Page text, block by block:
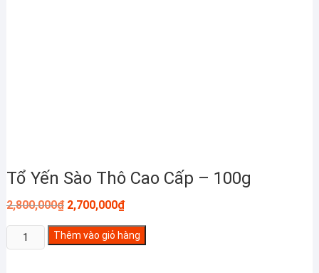
Tổ Yến Sào Thô Cao Cấp – 100g
2,800,000₫ Giá
gốc
là:
2,800,000₫.
2,700,000₫Giá
hiện
tại
là:
2,700,000₫.
Yến
Thêm vào giỏ hàng